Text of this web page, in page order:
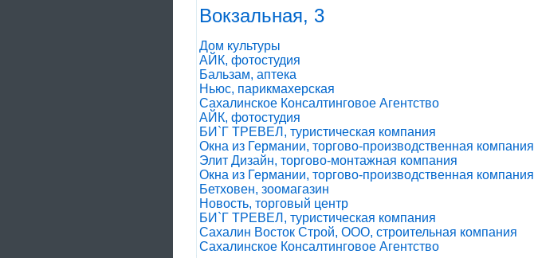
Вокзальная, 3
Дом культуры
АЙК, фотостудия
Бальзам, аптека
Ньюс, парикмахерская
Сахалинское Консалтинговое Агентство
АЙК, фотостудия
БИ`Г ТРЕВЕЛ, туристическая компания
Окна из Германии, торгово-производственная компания
Элит Дизайн, торгово-монтажная компания
Окна из Германии, торгово-производственная компания
Бетховен, зоомагазин
Новость, торговый центр
БИ`Г ТРЕВЕЛ, туристическая компания
Сахалин Восток Строй, ООО, строительная компания
Сахалинское Консалтинговое Агентство